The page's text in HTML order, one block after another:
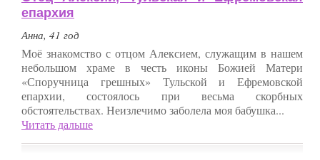
епархия
Анна, 41 год
Моё знакомство с отцом Алексием, служащим в нашем
небольшом храме в честь иконы Божией Матери
«Споручница грешных» Тульской и Ефремовской
епархии, состоялось при весьма скорбных
обстоятельствах. Неизлечимо заболела моя бабушка...
Читать дальше